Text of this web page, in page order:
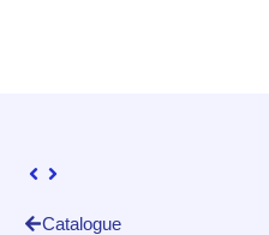
Catalogue